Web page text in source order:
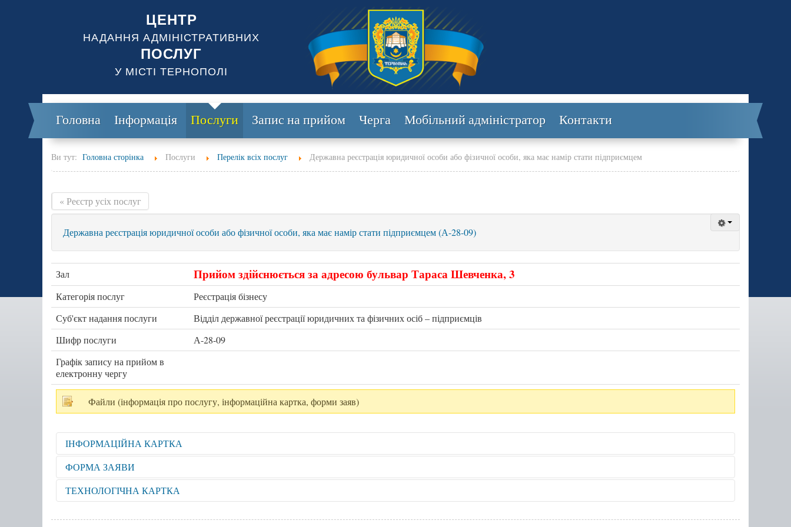
ЦЕНТР
НАДАННЯ АДМІНІСТРАТИВНИХ
ПОСЛУГ
У МІСТІ ТЕРНОПОЛІ
Головна Інформація Послуги Запис на прийом Черга Мобільний адміністратор Контакти
Ви тут: Головна сторінка Послуги Перелік всіх послуг Державна реєстрація юридичної особи або фізичної особи, яка має намір стати підприємцем
« Реєстр усіх послуг
Державна реєстрація юридичної особи або фізичної особи, яка має намір стати підприємцем (А-28-09)
Зал Прийом здійснюється за адресою бульвар Тараса Шевченка, 3
Категорія послуг
Реєстрація бізнесу
Суб'єкт надання послуги
Відділ державної реєстрації юридичних та фізичних осіб – підприємців
Шифр послуги
А-28-09
Графік запису на прийом в
електронну чергу
Файли (інформація про послугу, інформаційна картка, форми заяв)
ІНФОРМАЦІЙНА КАРТКА
Відкрити для перегляду
ФОРМА ЗАЯВИ
Відкрити для перегляду
ТЕХНОЛОГІЧНА КАРТКА